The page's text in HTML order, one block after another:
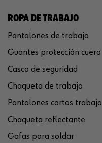
ROPA DE TRABAJO
Pantalones de trabajo
Guantes protección cuero
Casco de seguridad
Chaqueta de trabajo
Pantalones cortos trabajo
Chaqueta reflectante
Gafas para soldar